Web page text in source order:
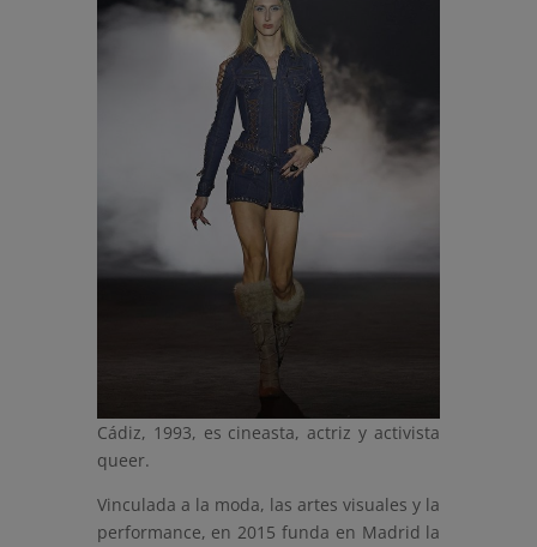
Cádiz, 1993, es cineasta, actriz y activista
queer.
Vinculada a la moda, las artes visuales y la
performance, en 2015 funda en Madrid la